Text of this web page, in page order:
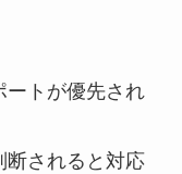
ートが優先され
断されると対応